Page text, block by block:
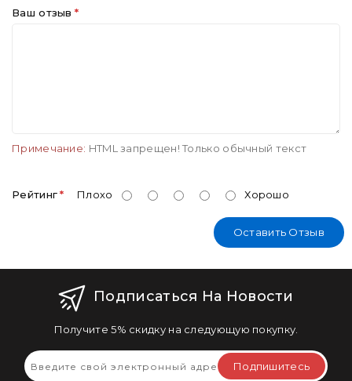
Ваш отзыв
Примечание: HTML запрещен! Только обычный текст
Рейтинг Плохо Хорошо
Оставить Отзыв
Подписаться На Новости
Получите 5% скидку на следующую покупку.
Подпишитесь